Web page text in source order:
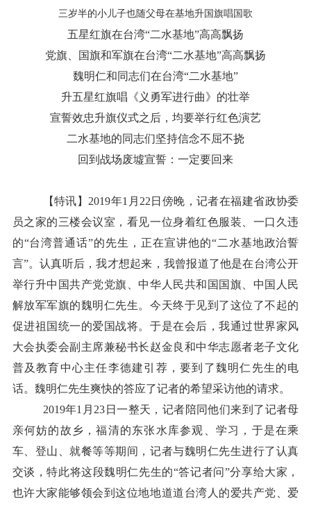
三岁半的小儿子也随父母在基地升国旗唱国歌
五星红旗在台湾“二水基地”高高飘扬
党旗、国旗和军旗在台湾“二水基地”高高飘扬
魏明仁和同志们在台湾“二水基地”
升五星红旗唱《义勇军进行曲》的壮举
宣誓效忠升旗仪式之后，均要举行红色演艺
二水基地的同志们坚持信念不屈不挠
回到战场废墟宣誓：一定要回来
【特讯】2019年1月22日傍晚，记者在福建省政协委
员之家的三楼会议室，看见一位身着红色服装、一口久违
的“台湾普通话”的先生，正在宣讲他的“二水基地政治誓
言”。认真听后，我才想起来，我曾报道了他是在台湾公开
举行升中国共产党党旗、中华人民共和国国旗、中国人民
解放军军旗的魏明仁先生。今天终于见到了这位了不起的
促进祖国统一的爱国战将。于是在会后，我通过世界家风
大会执委会副主席兼秘书长赵金良和中华志愿者老子文化
普及教育中心主任李德建引荐，要到了魏明仁先生的电
话。魏明仁先生爽快的答应了记者的希望采访他的请求。
2019年1月23日一整天，记者陪同他们来到了记者母
亲何妨的故乡，福清的东张水库参观、学习，于是在乘
车、登山、就餐等等期间，记者与魏明仁先生进行了认真
交谈，特此将这段魏明仁先生的“答记者问”分享给大家，
也许大家能够领会到这位地地道道台湾人的爱共产党、爱